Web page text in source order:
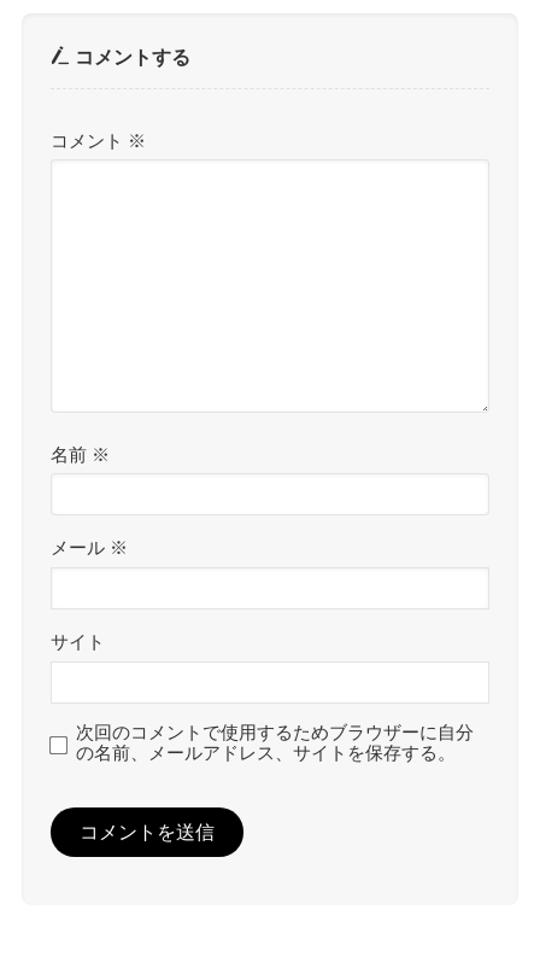
コメントする
コメント ※
名前 ※
メール ※
サイト
次回のコメントで使用するためブラウザーに自分
の名前、メールアドレス、サイトを保存する。